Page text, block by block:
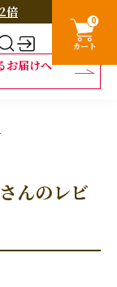
倍
お届けへ
0
カート
んのレビ